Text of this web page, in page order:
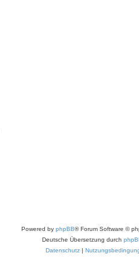
Powered by phpBB® Forum Software ©
Deutsche Übersetzung durch
Datenschutz |